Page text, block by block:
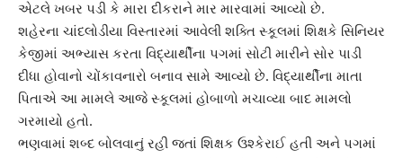
એટલે ખબર પડી કે મારા દીકરાને માર મારવામાં આવ્યો છે.
શહેરના ચાંદલોડીયા વિસ્તારમાં આવેલી શક્તિ સ્કૂલમાં શિક્ષકે સિનિયર
કેજીમાં અભ્યાસ કરતા વિદ્યાર્થીના પગમાં સોટી મારીને સોર પાડી
દીધા હોવાનો ચોંકાવનારો બનાવ સામે આવ્યો છે. વિદ્યાર્થીના માતા
પિતાએ આ મામલે આજે સ્કૂલમાં હોબાળો મચાવ્યા બાદ મામલો
ગરમાયો હતો.
ભણવામાં શબ્દ બોલવાનું રહી જતાં શિક્ષક ઉશ્કેરાઈ હતી અને પગમાં